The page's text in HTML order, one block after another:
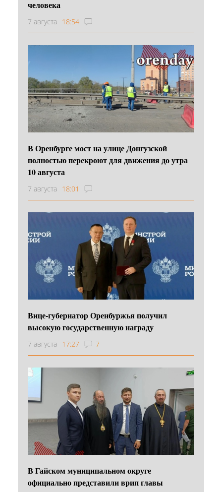
человека
7 августа 18:54
В Оренбурге мост на улице Донгузской
полностью перекроют для движения до утра
10 августа
7 августа 18:01
Вице-губернатор Оренбуржья получил
высокую государственную награду
7 августа 17:27 7
В Гайском муниципальном округе
официально представили врип главы